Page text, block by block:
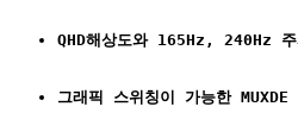
QHD해상도와 165Hz, 240Hz
그래픽 스위칭이 가능한